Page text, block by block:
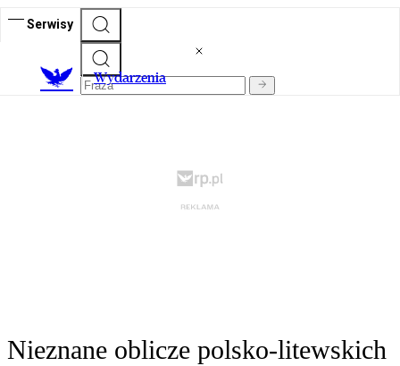
Serwisy
Wydarzenia
Nieznane oblicze polsko-litewskich